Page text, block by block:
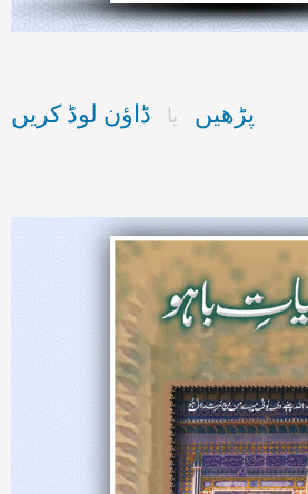
پڑھیں یا ڈاؤن لوڈ کریں